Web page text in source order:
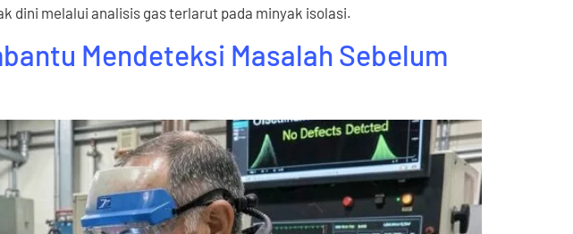
dini melalui analisis gas terlarut pada minyak isolasi.
Mendeteksi Masalah Sebelum